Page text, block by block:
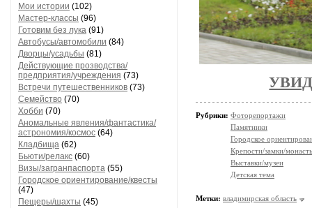
Мои истории (102)
Мастер-классы (96)
Готовим без лука (91)
Автобусы/автомобили (84)
Дворцы/усадьбы (81)
Действующие прозводства/
предприятия/учреждения (73)
Встречи путешественников (73)
Семейство (70)
Хобби (70)
Аномальные явления/фантастика/
астрономия/космос (64)
Кладбища (62)
Бьюти/релакс (60)
Визы/загранпаспорта (55)
Городское ориентирование/квесты
(47)
Пещеры/шахты (45)
Рубрики: Фоторепортажи
Памятники
Городское
Крепости/замки/
Выставки/музеи
Детская тема
Метки: владимирская область